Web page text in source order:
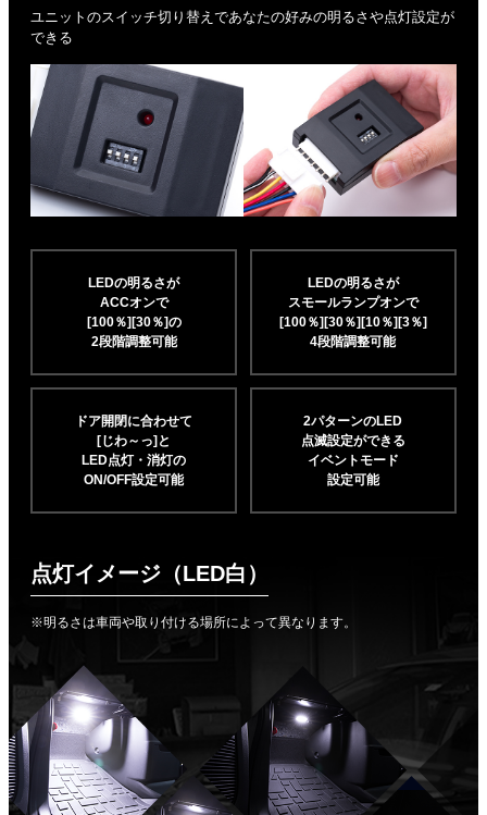
ユニットのスイッチ切り替えであなたの好みの明るさや点灯設定が
できる
LEDの明るさが
ACCオンで
[100％][30％]の
2段階調整可能
LEDの明るさが
スモールランプオンで
[100％][30％][10％][3％]
4段階調整可能
ドア開閉に合わせて
[じわ～っ]と
LED点灯・消灯の
ON/OFF設定可能
2パターンのLED
点滅設定ができる
イベントモード
設定可能
点灯イメージ（LED白）
※明るさは車両や取り付ける場所によって異なります。